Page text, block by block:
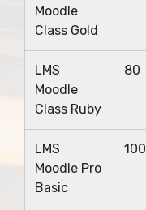
Moodle
Class Gold
LMS
Moodle
Class Ruby
80
LMS
Moodle Pro
Basic
100